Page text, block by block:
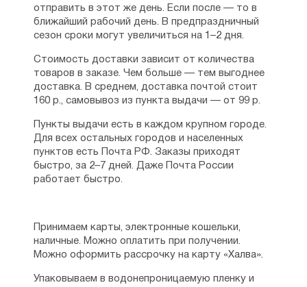
отправить в этот же день. Если после — то в
ближайший рабочий день. В предпраздничный
сезон сроки могут увеличиться на 1–2 дня.
Стоимость доставки зависит от количества
товаров в заказе. Чем больше — тем выгоднее
доставка. В среднем, доставка почтой стоит
160 р., самовывоз из пункта выдачи — от 99 р.
Пункты выдачи есть в каждом крупном городе.
Для всех остальных городов и населенных
пунктов есть Почта РФ. Заказы приходят
быстро, за 2–7 дней. Даже Почта России
работает быстро.
Принимаем карты, электронные кошельки,
наличные. Можно оплатить при получении.
Можно оформить рассрочку на карту «Халва».
Упаковываем в водонепроницаемую пленку и